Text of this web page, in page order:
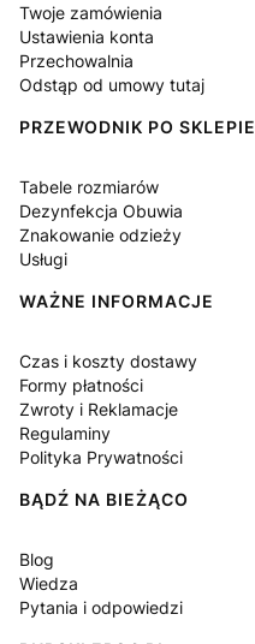
Twoje zamówienia
Ustawienia konta
Przechowalnia
Odstąp od umowy tutaj
PRZEWODNIK PO SKLEPIE
Tabele rozmiarów
Dezynfekcja Obuwia
Znakowanie odzieży
Usługi
WAŻNE INFORMACJE
Czas i koszty dostawy
Formy płatności
Zwroty i Reklamacje
Regulaminy
Polityka Prywatności
BĄDŹ NA BIEŻĄCO
Blog
Wiedza
Pytania i odpowiedzi